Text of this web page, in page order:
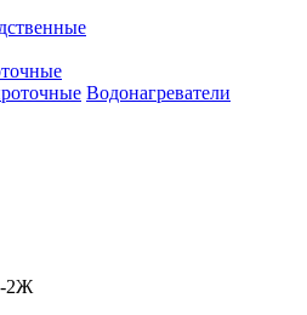
Водонагреватели
2Ж